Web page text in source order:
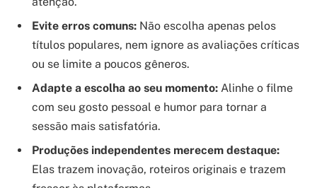
Evite erros comuns: Não escolha apenas pelos
títulos populares, nem ignore as avaliações críticas
ou se limite a poucos gêneros.
Adapte a escolha ao seu momento: Alinhe o filme
com seu gosto pessoal e humor para tornar a
sessão mais satisfatória.
Produções independentes merecem destaque:
Elas trazem inovação, roteiros originais e trazem